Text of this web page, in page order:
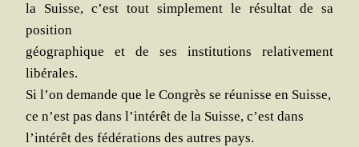
la Suisse, c’est tout sim­ple­ment le résul­tat de sa
position
géo­gra­phique et de ses ins­ti­tu­tions rela­ti­ve­ment
libérales.
Si l’on demande que le Congrès se réunisse en Suisse,
ce n’est pas dans l’in­té­rêt de la Suisse, c’est dans
l’in­té­rêt des fédé­ra­tions des autres pays.